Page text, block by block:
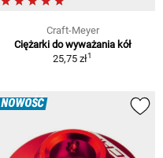
Craft-Meyer
Ciężarki do wyważania kół
25,75 zł1
NOWOŚĆ